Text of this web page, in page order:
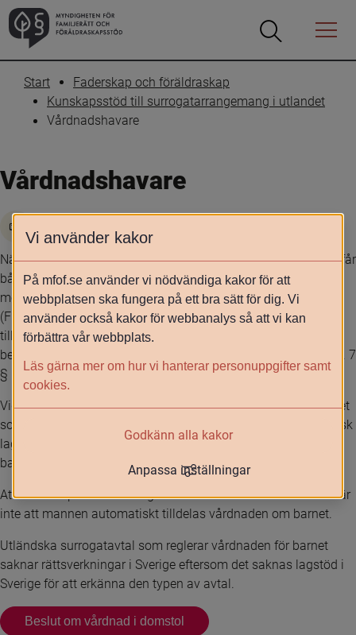
Öppna
Öppna
Menyn
Start
Faderskap och föräldraskap
Kunskapsstöd till surrogatarrangemang i utlandet
Vårdnadshavare
Vårdnadshavare
När en kvinna föder ett barn i Sverige och är gift med en man får
båda föräldrarna vårdnaden om barnet. I annat fall är barnets
mor ensam vårdnadshavare, enligt 6 kap. 3 § föräldrabalken
(FB). Som mor räknas den som har fött barnet, även om det
tillkommit genom att ett ägg från en annan kvinna efter
befruktning utanför kroppen har förts in i hennes kropp (1 kap. 7
§ FB).
Vid surrogatarrangemang är det alltså kvinnan som fött barnet
som är barnets rättsliga mor och vårdnadshavare enligt svensk
lag. Är kvinnan gift med en man anses hennes make vara
barnets far och då är även han barnets vårdnadshavare.
Att faderskapet fastställts genom dom eller bekräftelse innebär
inte att mannen automatiskt tilldelas vårdnaden om barnet.
Utländska surrogatavtal som reglerar vårdnaden för barnet
saknar rättsverkningar i Sverige eftersom det saknas lagstöd i
Sverige för att erkänna den typen av avtal.
Beslut om vårdnad i domstol
Vi använder kakor
På mfof.se använder vi nödvändiga kakor för att
webbplatsen ska fungera på ett bra sätt för dig. Vi
använder också kakor för webbanalys så att vi kan
förbättra vår webbplats.
Läs gärna mer om hur vi hanterar personuppgifter samt
cookies.
Godkänn alla kakor
Anpassa inställningar